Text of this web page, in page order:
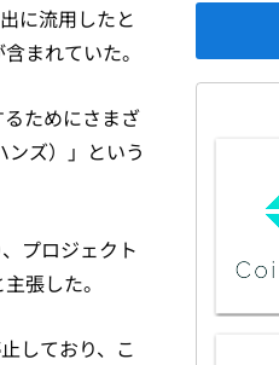
に流用したと
まれていた。
ためにさまざ
ズ）」という
プロジェクト
張した。
しており、こ